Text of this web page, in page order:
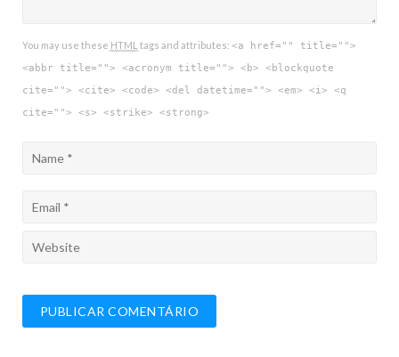
You may use these HTML tags and attributes: <a href="" title="">
<abbr title=""> <acronym title=""> <b> <blockquote
cite=""> <cite> <code> <del datetime=""> <em> <i> <q
cite=""> <s> <strike> <strong>